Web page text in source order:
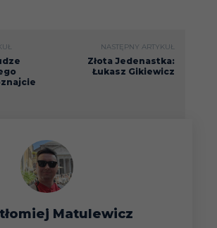
NASTĘPNY ARTYKUŁ
Złota Jedenastka:
Łukasz Gikiewicz
Matulewicz